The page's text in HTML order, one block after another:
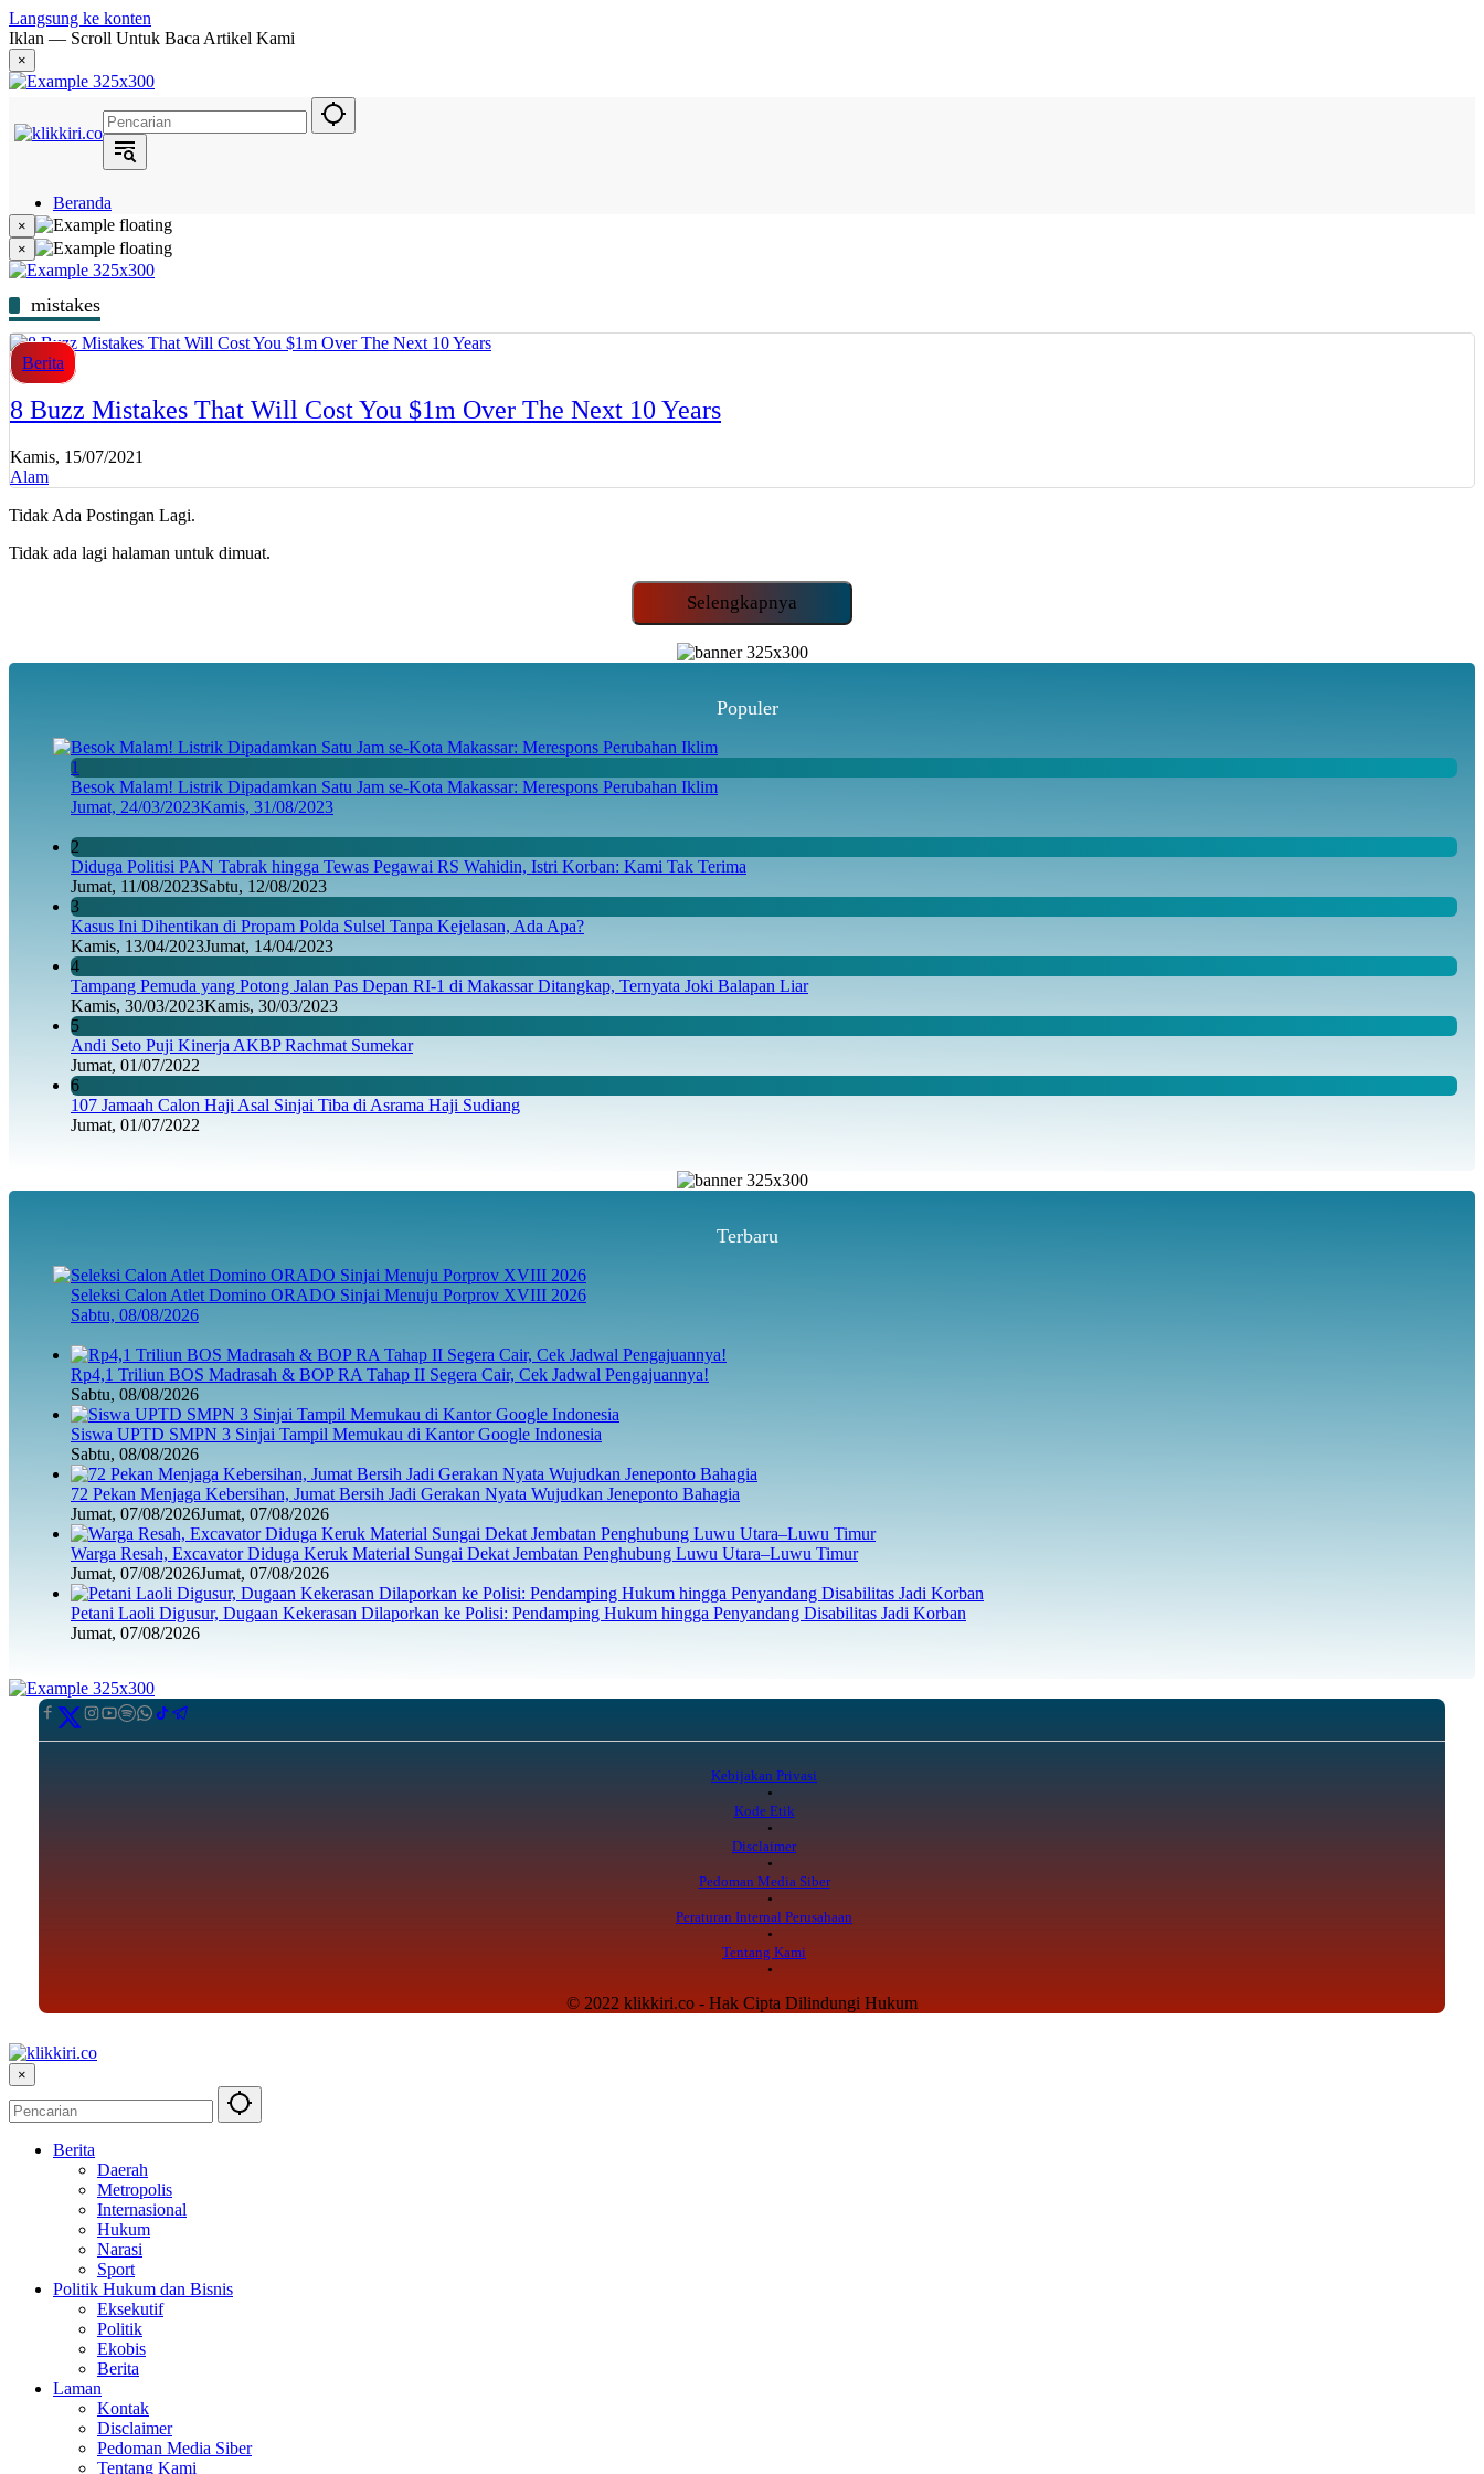
Langsung ke konten
Iklan — Scroll Untuk Baca Artikel Kami
×
Beranda
Hukum
Berita
Politik
Narasi
Daerah
Metropolis
Eksekutif
×
×
mistakes
Berita
8 Buzz Mistakes That Will Cost You $1m Over The Next 10 Years
Kamis, 15/07/2021
Alam
Tidak Ada Postingan Lagi.
Tidak ada lagi halaman untuk dimuat.
Selengkapnya
Populer
1
Besok Malam! Listrik Dipadamkan Satu Jam se-Kota Makassar: Merespons Perubahan Iklim
Jumat, 24/03/2023Kamis, 31/08/2023
2
Diduga Politisi PAN Tabrak hingga Tewas Pegawai RS Wahidin, Istri Korban: Kami Tak Terima
Jumat, 11/08/2023Sabtu, 12/08/2023
3
Kasus Ini Dihentikan di Propam Polda Sulsel Tanpa Kejelasan, Ada Apa?
Kamis, 13/04/2023Jumat, 14/04/2023
4
Tampang Pemuda yang Potong Jalan Pas Depan RI-1 di Makassar Ditangkap, Ternyata Joki Balapan Liar
Kamis, 30/03/2023Kamis, 30/03/2023
5
Andi Seto Puji Kinerja AKBP Rachmat Sumekar
Jumat, 01/07/2022
6
107 Jamaah Calon Haji Asal Sinjai Tiba di Asrama Haji Sudiang
Jumat, 01/07/2022
Terbaru
Seleksi Calon Atlet Domino ORADO Sinjai Menuju Porprov XVIII 2026
Sabtu, 08/08/2026
Rp4,1 Triliun BOS Madrasah & BOP RA Tahap II Segera Cair, Cek Jadwal Pengajuannya!
Sabtu, 08/08/2026
Siswa UPTD SMPN 3 Sinjai Tampil Memukau di Kantor Google Indonesia
Sabtu, 08/08/2026
72 Pekan Menjaga Kebersihan, Jumat Bersih Jadi Gerakan Nyata Wujudkan Jeneponto Bahagia
Jumat, 07/08/2026Jumat, 07/08/2026
Warga Resah, Excavator Diduga Keruk Material Sungai Dekat Jembatan Penghubung Luwu Utara–Luwu Timur
Jumat, 07/08/2026Jumat, 07/08/2026
Petani Laoli Digusur, Dugaan Kekerasan Dilaporkan ke Polisi: Pendamping Hukum hingga Penyandang Disabilitas Jadi Korban
Jumat, 07/08/2026
Kebijakan Privasi
Kode Etik
Disclaimer
Pedoman Media Siber
Peraturan Internal Perusahaan
Tentang Kami
© 2022 klikkiri.co - Hak Cipta Dilindungi Hukum
×
Berita
Daerah
Metropolis
Internasional
Hukum
Narasi
Sport
Politik Hukum dan Bisnis
Eksekutif
Politik
Ekobis
Berita
Laman
Kontak
Disclaimer
Pedoman Media Siber
Tentang Kami